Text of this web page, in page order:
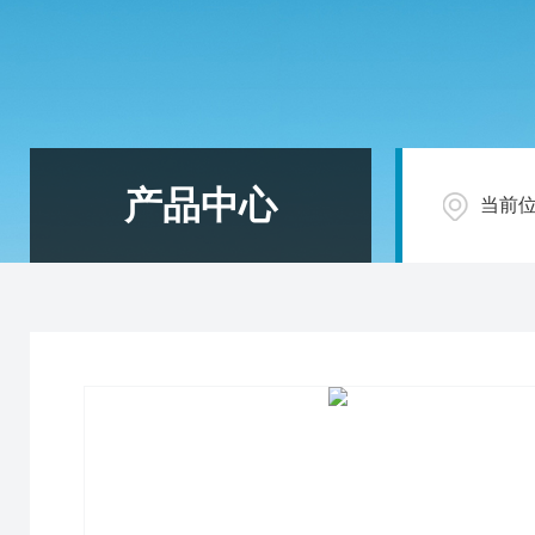
产品中心 当前